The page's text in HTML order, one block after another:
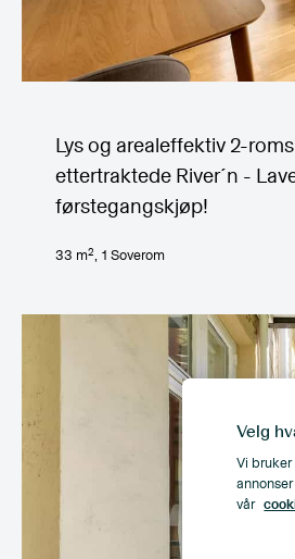
Lys og arealeffektiv 2-
ettertraktede River´n -
førstegangskjøp!
33 m2, 1 Soverom
Velg
Vi bruker
vår